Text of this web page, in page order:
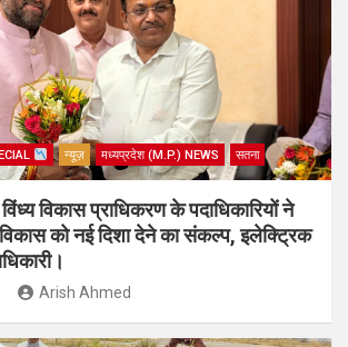
न्यूज़ मध्यप्रदेश (M.P.) NEWS सतना
विकास प्राधिकरण के पदाधिकारियों ने
विकास को नई दिशा देने का संकल्प, इलेक्ट्रिक
Arish Ahmed